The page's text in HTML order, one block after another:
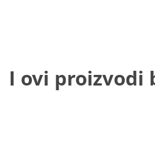
I ovi proizvodi